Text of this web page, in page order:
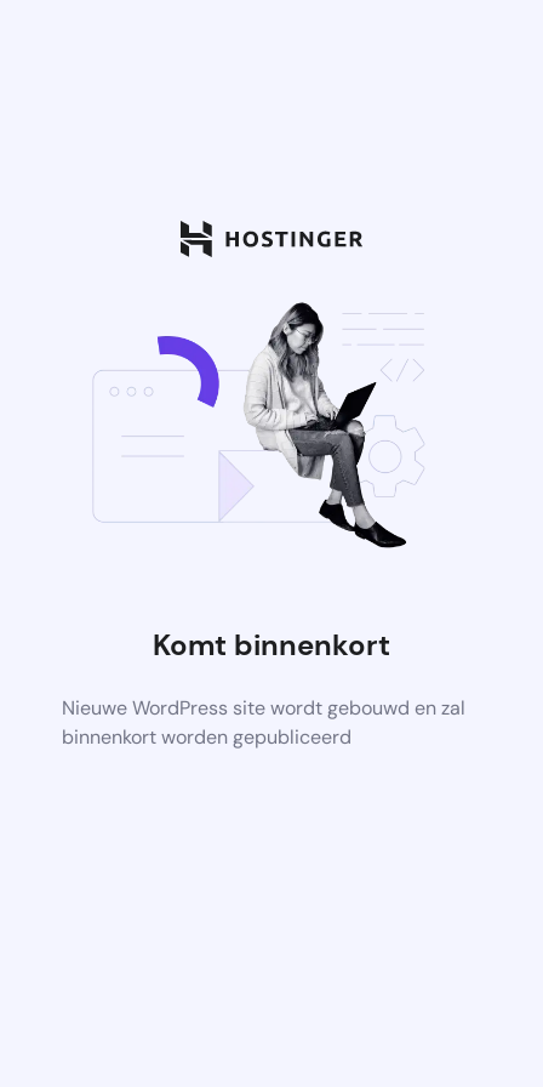
Komt binnenkort
Nieuwe WordPress site wordt gebouwd en zal
binnenkort worden gepubliceerd